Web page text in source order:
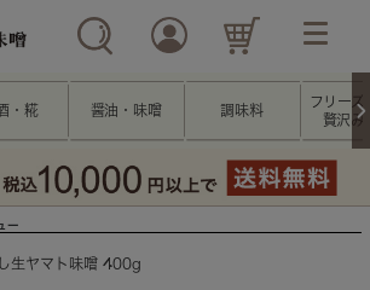
・糀 醤油・味噌 調味料
フリーズ
贅沢み
ー
生ヤマト味噌 400g